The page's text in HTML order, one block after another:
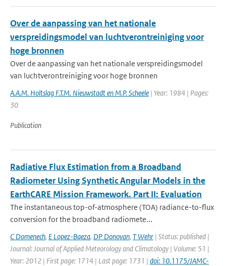
Over de aanpassing van het nationale
verspreidingsmodel van luchtverontreiniging voor
hoge bronnen
Over de aanpassing van het nationale verspreidingsmodel
van luchtverontreiniging voor hoge bronnen
A.A.M. Holtslag F.T.M. Nieuwstadt en M.P. Scheele | Year: 1984 | Pages:
30
Publication
Radiative Flux Estimation from a Broadband
Radiometer Using Synthetic Angular Models in the
EarthCARE Mission Framework. Part II: Evaluation
The instantaneous top-of-atmosphere (TOA) radiance-to-flux
conversion for the broadband radiomete...
C Domenech, E Lopez-Baeza, DP Donovan, T Wehr | Status: published |
Journal: Journal of Applied Meteorology and Climatology | Volume: 51 |
Year: 2012 | First page: 1714 | Last page: 1731 | doi: 10.1175/JAMC-